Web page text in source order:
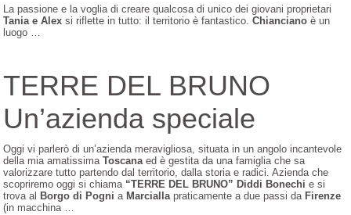
La passione e la voglia di creare qualcosa di unico dei giovani proprietari
Tania e Alexsi riflette in tutto: il territorio è fantastico.Chiancianoè un
luogo …
TERRE DEL BRUNO
Un’azienda speciale
Oggi vi parlerò di un’azienda meravigliosa, situata in un angolo incantevole
della mia amatissimaToscanaed è gestita da una famiglia che sa
valorizzare tutto partendo dal territorio, dalla storia e radici. Azienda che
scopriremo oggi si chiama“TERRE DEL BRUNO” Diddi Bonechi e si
trova al Borgo di Pogni a Marciallapraticamente a due passi da Firenze
(in macchina …